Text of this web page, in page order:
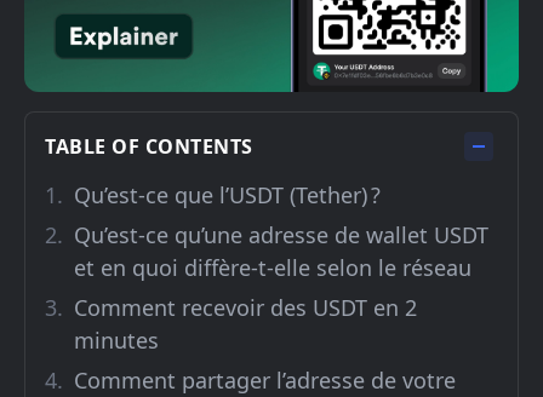
TABLE OF CONTENTS
Qu’est-ce que l’USDT (Tether) ?
Qu’est-ce qu’une adresse de wallet USDT
et en quoi diffère-t-elle selon le réseau
Comment recevoir des USDT en 2
minutes
Comment partager l’adresse de votre